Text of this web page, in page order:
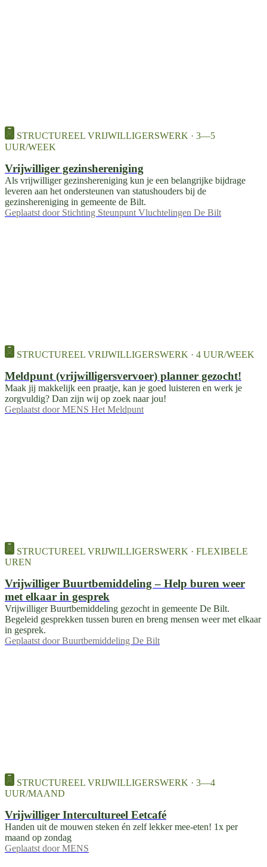
STRUCTUREEL VRIJWILLIGERSWERK · 3—5
UUR/WEEK
Vrijwilliger gezinshereniging
Als vrijwilliger gezinshereniging kun je een belangrijke bijdrage
leveren aan het ondersteunen van statushouders bij de
gezinshereniging in gemeente de Bilt.
Geplaatst door Stichting Steunpunt Vluchtelingen De Bilt
STRUCTUREEL VRIJWILLIGERSWERK · 4 UUR/WEEK
Meldpunt (vrijwilligersvervoer) planner gezocht!
Maak jij makkelijk een praatje, kan je goed luisteren en werk je
zorgvuldig? Dan zijn wij op zoek naar jou!
Geplaatst door MENS Het Meldpunt
STRUCTUREEL VRIJWILLIGERSWERK · FLEXIBELE
UREN
Vrijwilliger Buurtbemiddeling – Help buren weer
met elkaar in gesprek
Vrijwilliger Buurtbemiddeling gezocht in gemeente De Bilt.
Begeleid gesprekken tussen buren en breng mensen weer met elkaar
in gesprek.
Geplaatst door Buurtbemiddeling De Bilt
STRUCTUREEL VRIJWILLIGERSWERK · 3—4
UUR/MAAND
Vrijwilliger Intercultureel Eetcafé
Handen uit de mouwen steken én zelf lekker mee-eten! 1x per
maand op zondag
Geplaatst door MENS